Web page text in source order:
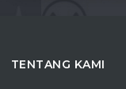
TENTANG KAMI